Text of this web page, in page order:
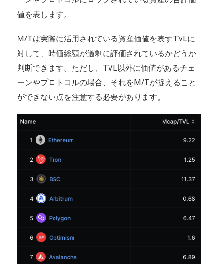
値を表します。
M/Tは実際に活用されている資産価値を表すTVLに
対して、時価総額が過剰に評価されているかどうか
判断できます。ただし、TVL以外に価値があるチェ
ーンやプロトコルの場合、それをM/Tが捉えること
ができない点を注意する必要があります。